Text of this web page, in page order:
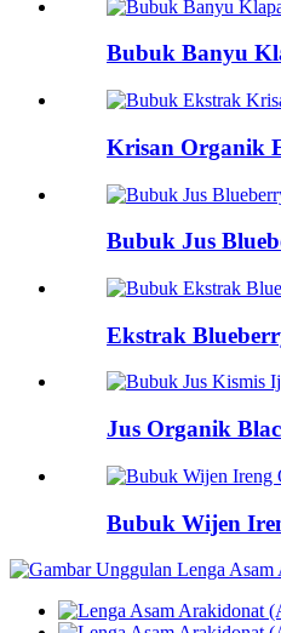
Bubuk Banyu
Krisan Organik
Bubuk Jus
Ekstrak
Jus Organik
Bubuk Wijen